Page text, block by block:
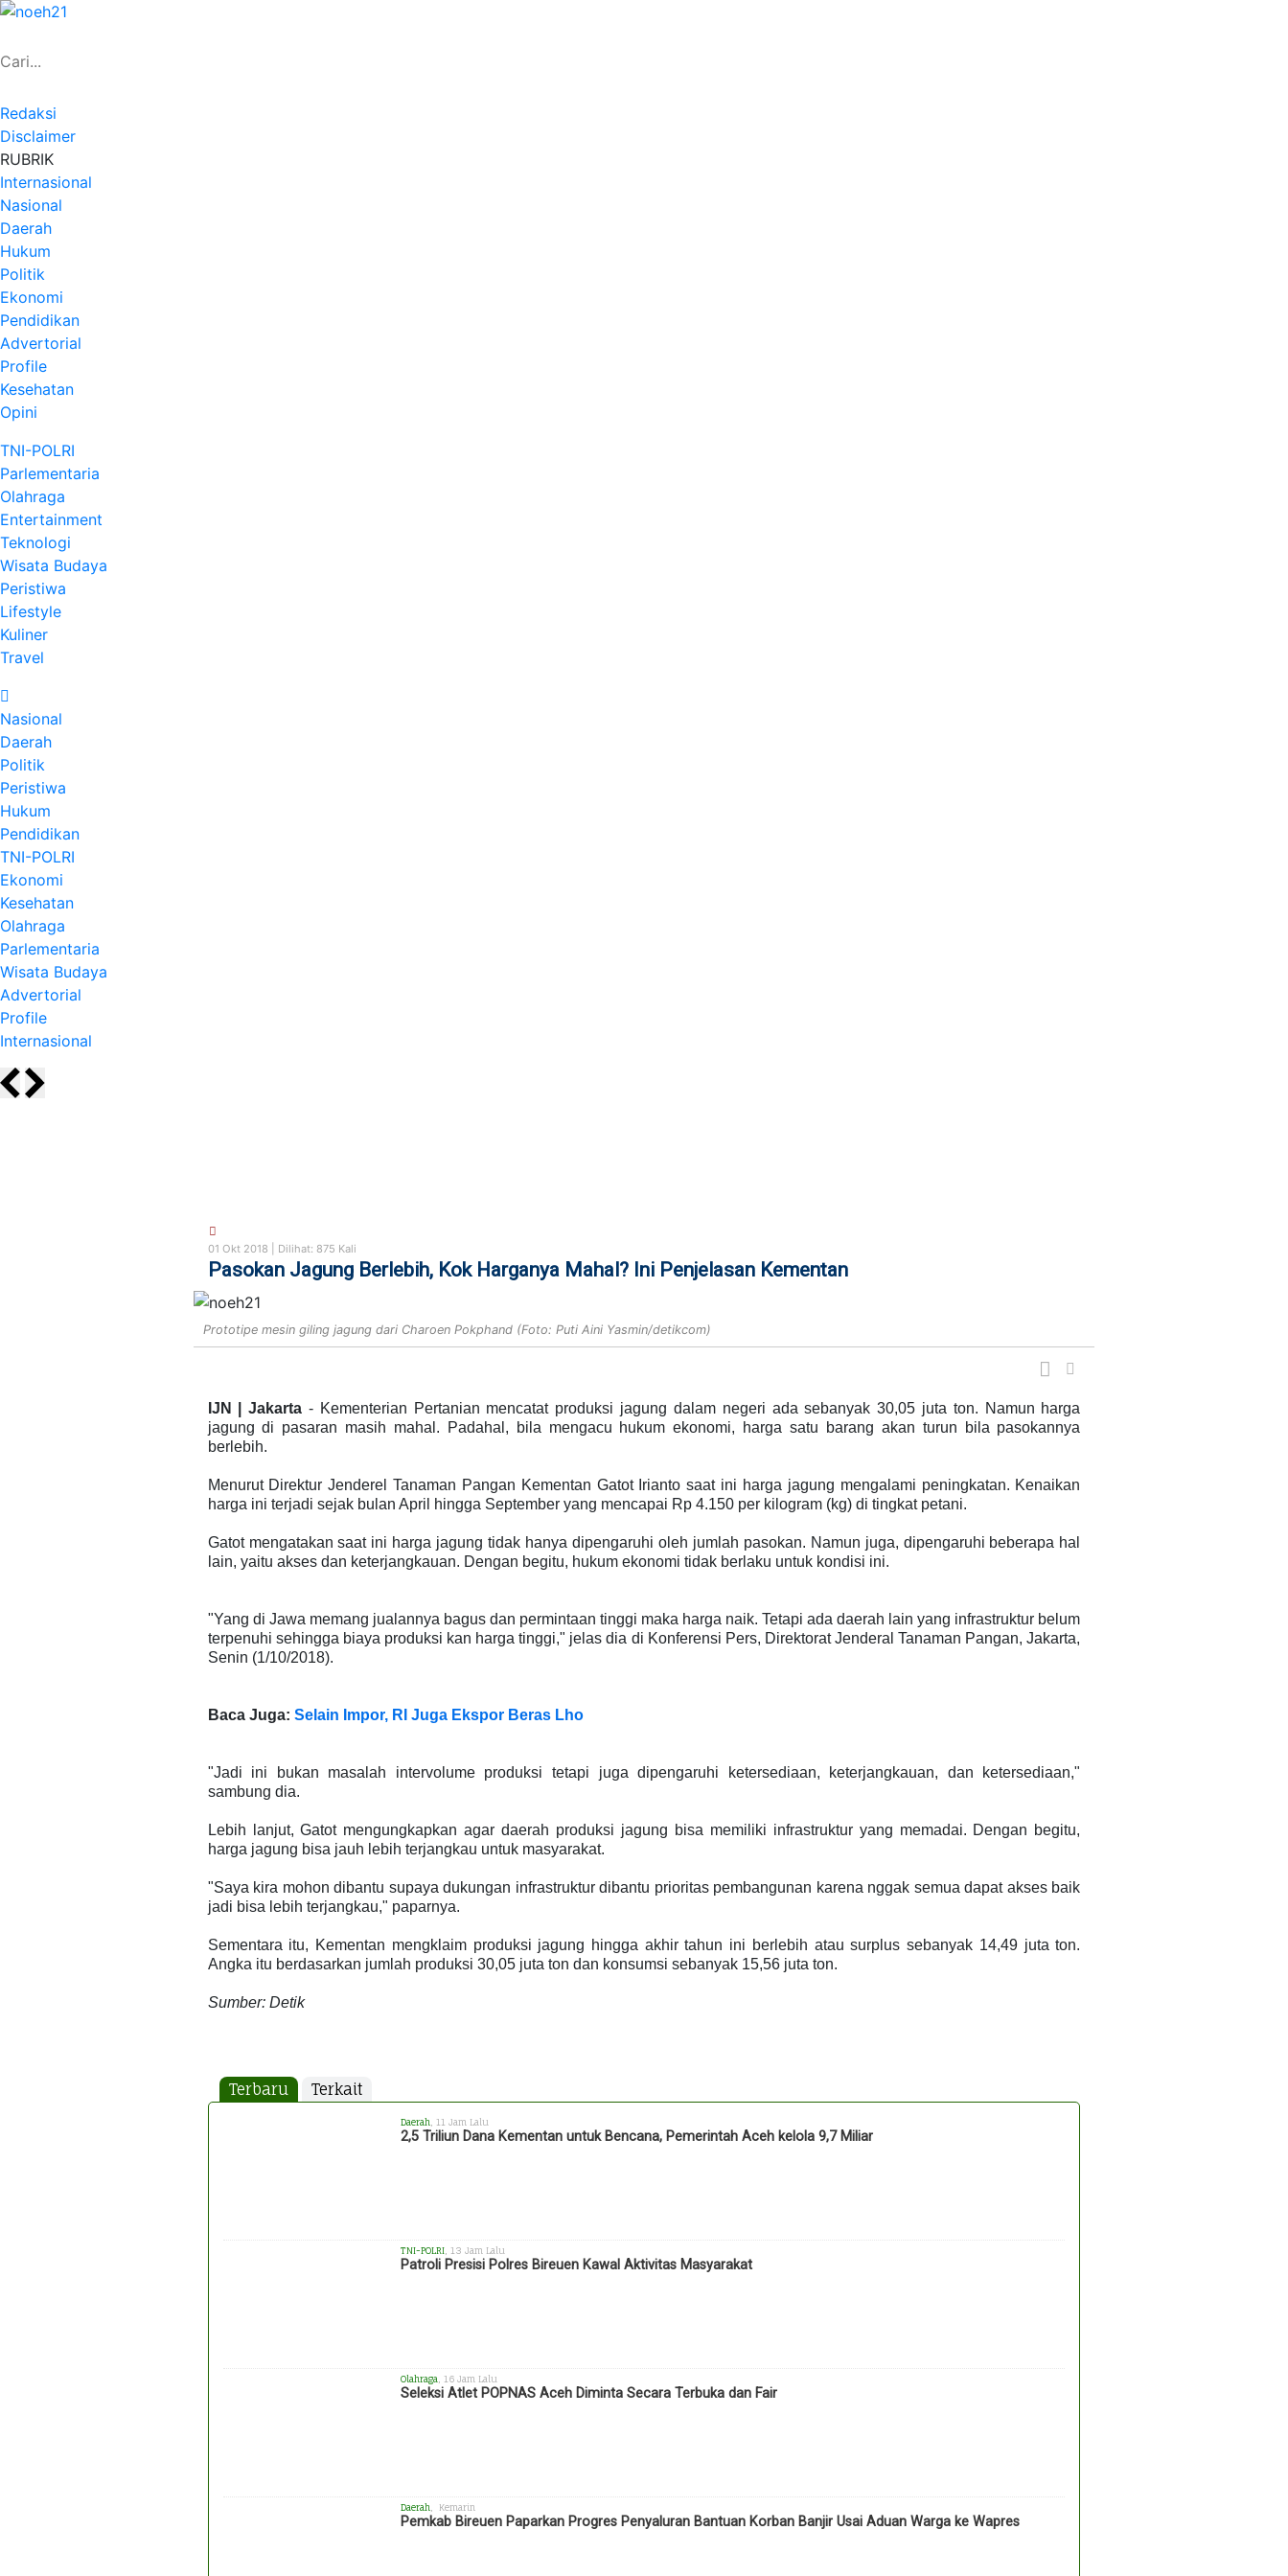
Redaksi
Disclaimer
RUBRIK
Internasional
Nasional
Daerah
Hukum
Politik
Ekonomi
Pendidikan
Advertorial
Profile
Kesehatan
Opini
TNI-POLRI
Parlementaria
Olahraga
Entertainment
Teknologi
Wisata Budaya
Peristiwa
Lifestyle
Kuliner
Travel
Nasional
Daerah
Politik
Peristiwa
Hukum
Pendidikan
TNI-POLRI
Ekonomi
Kesehatan
Olahraga
Parlementaria
Wisata Budaya
Advertorial
Profile
Internasional
01 Okt 2018 | Dilihat: 875 Kali
Pasokan Jagung Berlebih, Kok Harganya Mahal? Ini Penjelasan Kementan
Prototipe mesin giling jagung dari Charoen Pokphand (Foto: Puti Aini Yasmin/detikcom)
IJN | Jakarta - Kementerian Pertanian mencatat produksi jagung dalam negeri ada sebanyak 30,05 juta ton. Namun harga
jagung di pasaran masih mahal. Padahal, bila mengacu hukum ekonomi, harga satu barang akan turun bila pasokannya
berlebih.
Menurut Direktur Jenderel Tanaman Pangan Kementan Gatot Irianto saat ini harga jagung mengalami peningkatan. Kenaikan
harga ini terjadi sejak bulan April hingga September yang mencapai Rp 4.150 per kilogram (kg) di tingkat petani.
Gatot mengatakan saat ini harga jagung tidak hanya dipengaruhi oleh jumlah pasokan. Namun juga, dipengaruhi beberapa hal
lain, yaitu akses dan keterjangkauan. Dengan begitu, hukum ekonomi tidak berlaku untuk kondisi ini.
"Yang di Jawa memang jualannya bagus dan permintaan tinggi maka harga naik. Tetapi ada daerah lain yang infrastruktur belum
terpenuhi sehingga biaya produksi kan harga tinggi," jelas dia di Konferensi Pers, Direktorat Jenderal Tanaman Pangan, Jakarta,
Senin (1/10/2018).
Baca Juga: Selain Impor, RI Juga Ekspor Beras Lho
"Jadi ini bukan masalah intervolume produksi tetapi juga dipengaruhi ketersediaan, keterjangkauan, dan ketersediaan,"
sambung dia.
Lebih lanjut, Gatot mengungkapkan agar daerah produksi jagung bisa memiliki infrastruktur yang memadai. Dengan begitu,
harga jagung bisa jauh lebih terjangkau untuk masyarakat.
"Saya kira mohon dibantu supaya dukungan infrastruktur dibantu prioritas pembangunan karena nggak semua dapat akses baik
jadi bisa lebih terjangkau," paparnya.
Sementara itu, Kementan mengklaim produksi jagung hingga akhir tahun ini berlebih atau surplus sebanyak 14,49 juta ton.
Angka itu berdasarkan jumlah produksi 30,05 juta ton dan konsumsi sebanyak 15,56 juta ton.
Sumber: Detik
Terbaru Terkait
Daerah , 11 Jam Lalu
2,5 Triliun Dana Kementan untuk Bencana, Pemerintah Aceh kelola 9,7 Miliar
TNI-POLRI , 13 Jam Lalu
Patroli Presisi Polres Bireuen Kawal Aktivitas Masyarakat
Olahraga , 16 Jam Lalu
Seleksi Atlet POPNAS Aceh Diminta Secara Terbuka dan Fair
Daerah , Kemarin
Pemkab Bireuen Paparkan Progres Penyaluran Bantuan Korban Banjir Usai Aduan Warga ke Wapres